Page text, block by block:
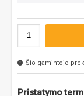
Šio gamintojo
Pristatymo